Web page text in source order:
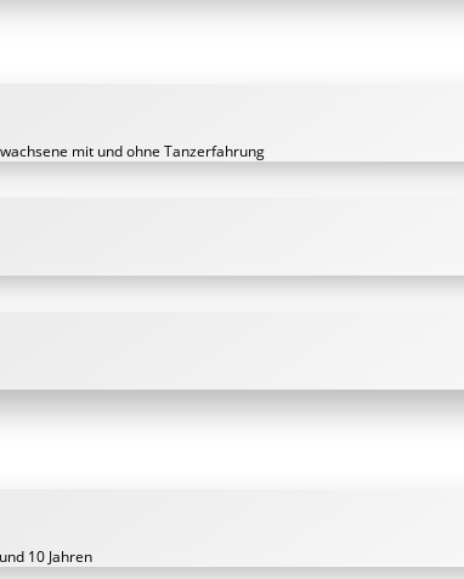
mit und ohne Tanzerfahrung
10 Jahren